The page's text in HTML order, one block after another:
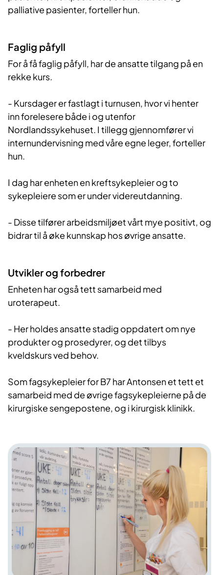
palliative pasienter, forteller hun.
Faglig påfyll
For å få faglig påfyll, har de ansatte tilgang på en
rekke kurs.
- Kursdager er fastlagt i turnusen, hvor vi henter
inn forelesere både i og utenfor
Nordlandssykehuset. I tillegg gjennomfører vi
internundervisning med våre egne leger, forteller
hun.
I dag har enheten en kreftsykepleier og to
sykepleiere som er under videreutdanning.
- Disse tilfører arbeidsmiljøet vårt mye positivt, og
bidrar til å øke kunnskap hos øvrige ansatte.
Utvikler og forbedrer
Enheten har også tett samarbeid med
uroterapeut.
- Her holdes ansatte stadig oppdatert om nye
produkter og prosedyrer, og det tilbys
kveldskurs ved behov.
Som fagsykepleier for B7 har Antonsen et tett et
samarbeid med de øvrige fagsykepleierne på de
kirurgiske sengepostene, og i kirurgisk klinikk.